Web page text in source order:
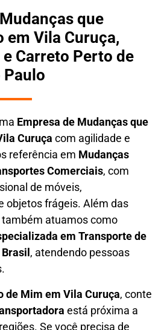
que
em Vila Curuça,
Carreto Perto de
Paulo
Empresa de Mudanças que
Curuça com agilidade e
referência em Mudanças
Comerciais, com
de móveis,
objetos frágeis. Além das
também atuamos como
em Transporte de
, atendendo pessoas
de Mim em Vila Curuça, conte
está próxima a
Se você precisa de